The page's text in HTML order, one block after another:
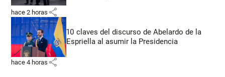
hace 2 horas share
10 claves del discurso de Abelardo de la
Espriella al asumir la Presidencia
hace 4 horas share